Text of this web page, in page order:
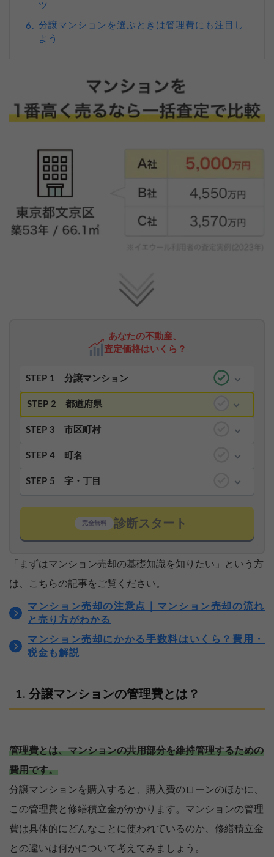
ツ
6. 分譲マンションを選ぶときは管理費にも注目し
よう
あなたの不動産、
査定価格はいくら？
STEP 1 分譲マンション
STEP 2 都道府県
STEP 3 市区町村
STEP 4 町名
STEP 5 字・丁目
完全無料 診断スタート
「まずはマンション売却の基礎知識を知りたい」という方
は、こちらの記事をご覧ください。
マンション売却の注意点｜マンション売却の流れ
と売り方がわかる
マンション売却にかかる手数料はいくら？費用・
税金も解説
分譲マンションの管理費とは？
管理費とは、マンションの共用部分を維持管理するための
費用です。
分譲マンションを購入すると、購入費のローンのほかに、
この管理費と修繕積立金がかかります。マンションの管理
費は具体的にどんなことに使われているのか、修繕積立金
との違いは何かについて考えてみましょう。